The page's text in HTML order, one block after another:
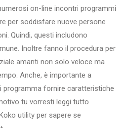
on-line incontri programmi
per soddisfare nuove persone
Quindi, questi includono
Inoltre fanno il procedura per
amanti non solo veloce ma
Anche, è importante a
programma fornire caratteristiche
tu vorresti leggi tutto
utility per sapere se